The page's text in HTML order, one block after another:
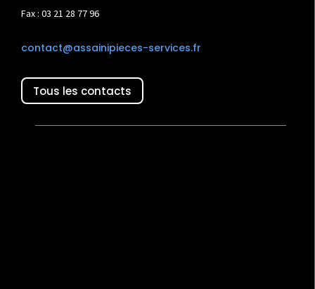
Fax : 03 21 28 77 96
contact@assainipieces-services.fr
Tous les contacts